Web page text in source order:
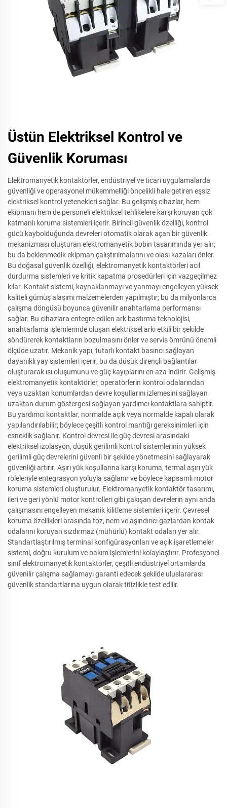
Üstün Elektriksel Kontrol ve
Güvenlik Koruması
Elektromanyetik kontaktörler, endüstriyel ve ticari uygulamalarda
güvenliği ve operasyonel mükemmelliği öncelikli hale getiren eşsiz
elektriksel kontrol yetenekleri sağlar. Bu gelişmiş cihazlar, hem
ekipmanı hem de personeli elektriksel tehlikelere karşı koruyan çok
katmanlı koruma sistemleri içerir. Birincil güvenlik özelliği, kontrol
gücü kaybolduğunda devreleri otomatik olarak açan bir güvenlik
mekanizması oluşturan elektromanyetik bobin tasarımında yer alır;
bu da beklenmedik ekipman çalıştırılmalarını ve olası kazaları önler.
Bu doğasal güvenlik özelliği, elektromanyetik kontaktörleri acil
durdurma sistemleri ve kritik kapatma prosedürleri için vazgeçilmez
kılar. Kontakt sistemi, kaynaklanmayı ve yanmayı engelleyen yüksek
kaliteli gümüş alaşımı malzemelerden yapılmıştır; bu da milyonlarca
çalışma döngüsü boyunca güvenilir anahtarlama performansı
sağlar. Bu cihazlara entegre edilen ark bastırma teknolojisi,
anahtarlama işlemlerinde oluşan elektriksel arkı etkili bir şekilde
söndürerek kontaktların bozulmasını önler ve servis ömrünü önemli
ölçüde uzatır. Mekanik yapı, tutarlı kontakt basıncı sağlayan
dayanıklı yay sistemleri içerir; bu da düşük dirençli bağlantılar
oluşturarak ısı oluşumunu ve güç kayıplarını en aza indirir. Gelişmiş
elektromanyetik kontaktörler, operatörlerin kontrol odalarından
veya uzaktan konumlardan devre koşullarını izlemesini sağlayan
uzaktan durum göstergesi sağlayan yardımcı kontaktlara sahiptir.
Bu yardımcı kontaktlar, normalde açık veya normalde kapalı olarak
yapılandırılabilir; böylece çeşitli kontrol mantığı gereksinimleri için
esneklik sağlanır. Kontrol devresi ile güç devresi arasındaki
elektriksel izolasyon, düşük gerilimli kontrol sistemlerinin yüksek
gerilimli güç devrelerini güvenli bir şekilde yönetmesini sağlayarak
güvenliği artırır. Aşırı yük koşullarına karşı koruma, termal aşırı yük
röleleriyle entegrasyon yoluyla sağlanır ve böylece kapsamlı motor
koruma sistemleri oluşturulur. Elektromanyetik kontaktör tasarımı,
ileri ve geri yönlü motor kontrolleri gibi çakışan devrelerin aynı anda
çalışmasını engelleyen mekanik kilitleme sistemleri içerir. Çevresel
koruma özellikleri arasında toz, nem ve aşındırıcı gazlardan kontak
odalarını koruyan sızdırmaz (mühürlü) kontakt odaları yer alır.
Standartlaştırılmış terminal konfigürasyonları ve açık işaretlemeler
sistemi, doğru kurulum ve bakım işlemlerini kolaylaştırır. Profesyonel
sınıf elektromanyetik kontaktörler, çeşitli endüstriyel ortamlarda
güvenilir çalışma sağlamayı garanti edecek şekilde uluslararası
güvenlik standartlarına uygun olarak titizlikle test edilir.